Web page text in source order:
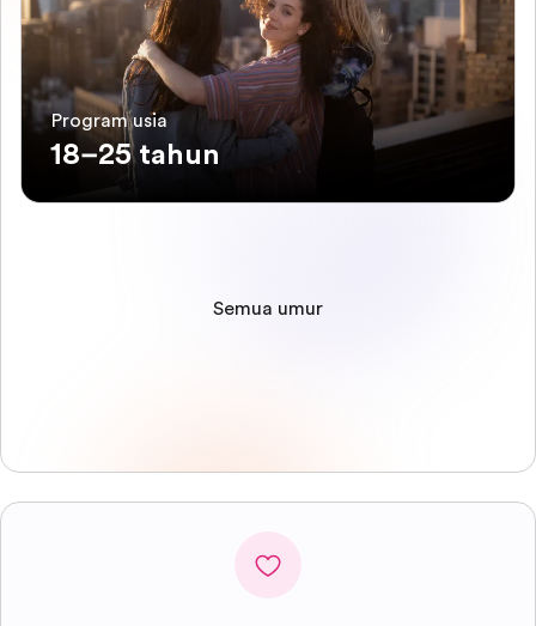
Program usia
18–25 tahun
Semua umur